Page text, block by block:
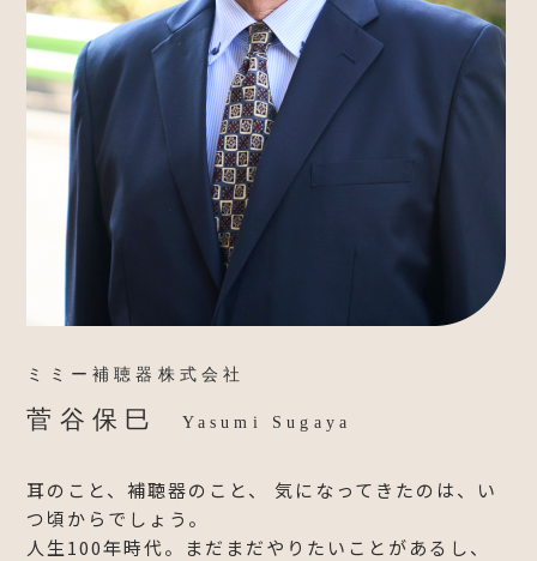
ミミー補聴器株式会社
菅谷保巳 Yasumi Sugaya
耳のこと、補聴器のこと、 気になってきたのは、い
つ頃からでしょう。
人生100年時代。まだまだやりたいことがあるし、